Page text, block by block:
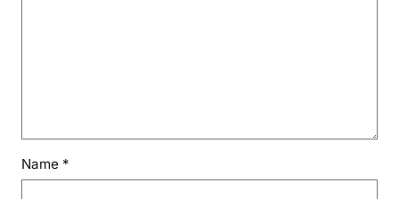
Name *